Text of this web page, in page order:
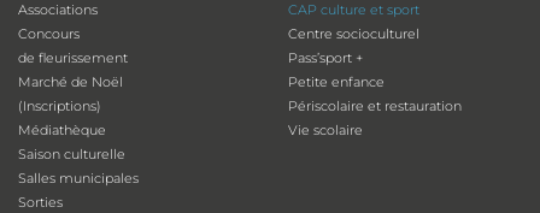
Associations
Concours
de fleurissement
Marché de Noël
(Inscriptions)
Médiathèque
Saison culturelle
Salles municipales
Sorties
CAP culture et sport
Centre socioculturel
Pass’sport +
Petite enfance
Périscolaire et restauration
Vie scolaire